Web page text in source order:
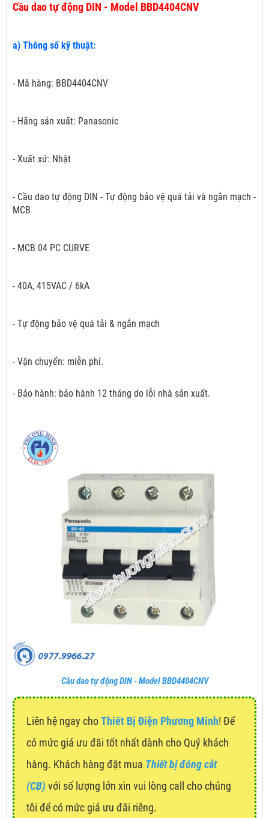
Cầu dao tự động DIN - Model BBD4404CNV
a) Thông số kỹ thuật:
- Mã hàng: BBD4404CNV
- Hãng sản xuất: Panasonic
- Xuất xứ: Nhật
- Cầu dao tự động DIN - Tự động bảo vệ quá tải và ngắn mạch -
MCB
- MCB 04 PC CURVE
- 40A, 415VAC / 6kA
- Tự động bảo vệ quá tải & ngắn mạch
- Vận chuyển: miễn phí.
- Bảo hành: bảo hành 12 tháng do lỗi nhà sản xuất.
Cầu dao tự động DIN - Model BBD4404CNV
Liên hệ ngay choThiết Bị Điện Phương Minh! Để
có mức giá ưu đãi tốt nhất dành cho Quý khách
hàng. Khách hàng đặt mua Thiết bị đóng cắt
(CB) với số lượng lớn xin vui lòng call cho chúng
tôi để có mức giá ưu đãi riêng.